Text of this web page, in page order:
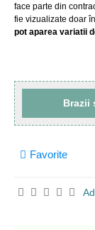
face parte din
fie vizualizate doar
pot aparea variatii
Favorite